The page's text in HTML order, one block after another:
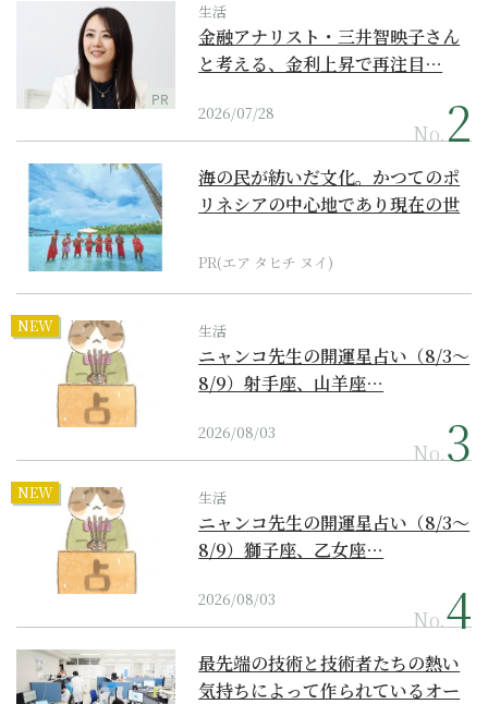
PR
生活
金融アナリスト・三井智映子さん
と考える、金利上昇で再注目…
2026/07/28
No.
海の民が紡いだ文化。かつてのポ
リネシアの中心地であり現在の世
PR(エア タヒチ ヌイ)
NEW 生活
ニャンコ先生の開運星占い（8/3～
8/9）射手座、山羊座…
2026/08/03
No.
NEW 生活
ニャンコ先生の開運星占い（8/3～
8/9）獅子座、乙女座…
2026/08/03
No.
最先端の技術と技術者たちの熱い
気持ちによって作られているオー